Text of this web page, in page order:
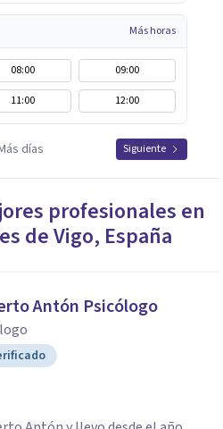
Más horas
08:00
09:00
11:00 12:00
días Siguiente
profesionales en
deVigo, España
Antón Psicólogo